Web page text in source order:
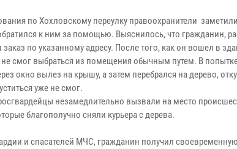
по Хохловскому переулку правоохранители
к ним за помощью. Выяснилось, что гражданин,
заказ по указанному адресу. После того, как он вошел в
не смог выбраться из помещения обычным путем. В
окно вылез на крышу, а затем перебрался на дерево,
уже не смог.
незамедлительно вызвали на место
благополучно сняли курьера с дерева.
и спасателей МЧС, гражданин получил